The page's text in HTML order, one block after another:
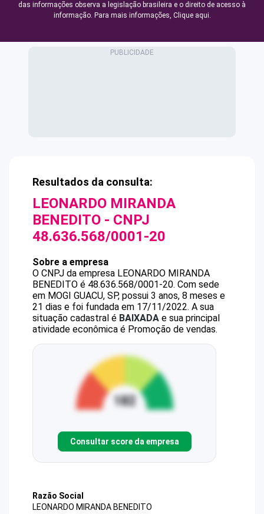
das informações observa a legislação brasileira e o direito de acesso à
informação. Para mais informações, Clique aqui.
Resultados da consulta:
LEONARDO MIRANDA
BENEDITO - CNPJ
48.636.568/0001-20
Sobre a empresa
O CNPJ da empresa LEONARDO MIRANDA
BENEDITO é 48.636.568/0001-20. Com sede
em MOGI GUACU, SP, possui 3 anos, 8 meses e
21 dias e foi fundada em 17/11/2022. A sua
situação cadastral é BAIXADA e sua principal
atividade econômica é Promoção de vendas.
Consultar score da empresa
Razão Social
LEONARDO MIRANDA BENEDITO